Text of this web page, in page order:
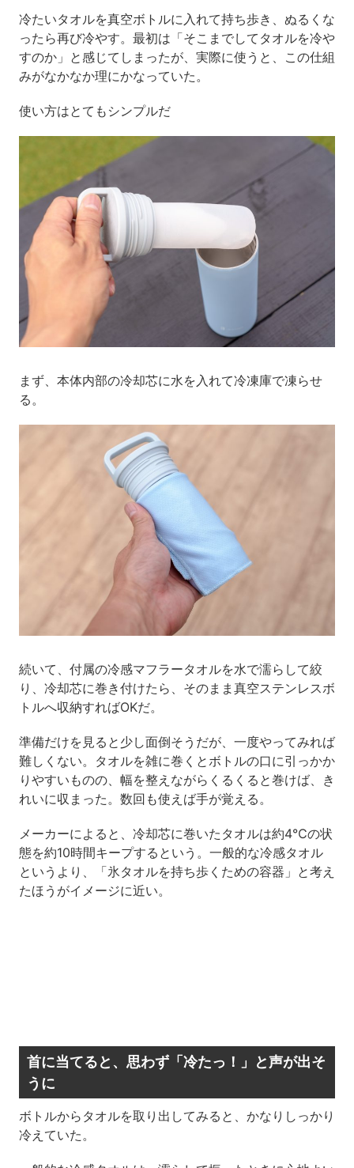
冷たいタオルを真空ボトルに入れて持ち歩き、ぬるくな
ったら再び冷やす。最初は「そこまでしてタオルを冷や
すのか」と感じてしまったが、実際に使うと、この仕組
みがなかなか理にかなっていた。
使い方はとてもシンプルだ
まず、本体内部の冷却芯に水を入れて冷凍庫で凍らせ
る。
続いて、付属の冷感マフラータオルを水で濡らして絞
り、冷却芯に巻き付けたら、そのまま真空ステンレスボ
トルへ収納すればOKだ。
準備だけを見ると少し面倒そうだが、一度やってみれば
難しくない。タオルを雑に巻くとボトルの口に引っかか
りやすいものの、幅を整えながらくるくると巻けば、き
れいに収まった。数回も使えば手が覚える。
メーカーによると、冷却芯に巻いたタオルは約4℃の状
態を約10時間キープするという。一般的な冷感タオル
というより、「氷タオルを持ち歩くための容器」と考え
たほうがイメージに近い。
首に当てると、思わず「冷たっ！」と声が出そ
うに
ボトルからタオルを取り出してみると、かなりしっかり
冷えていた。